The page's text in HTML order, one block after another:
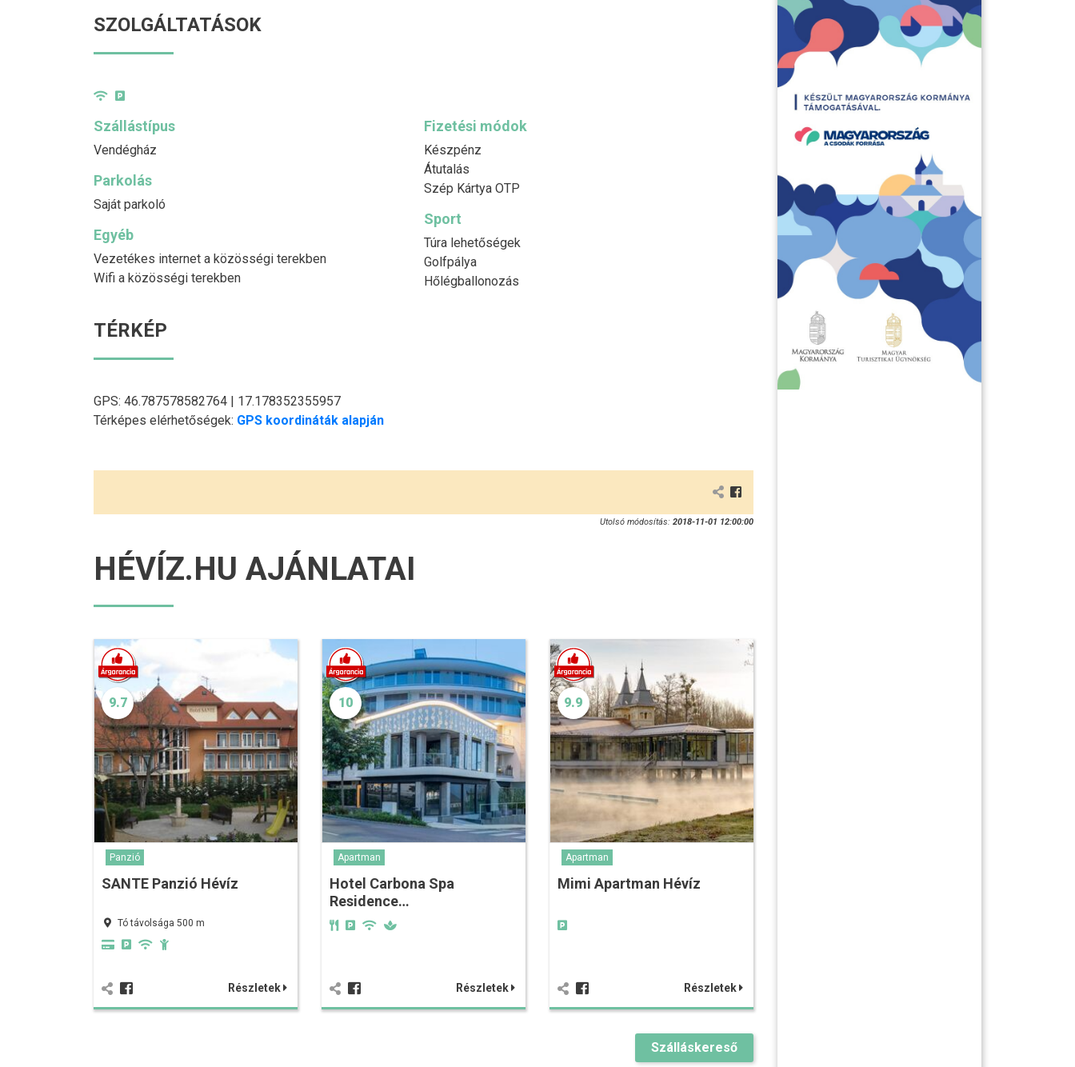
SZOLGÁLTATÁSOK
Szállástípus
Vendégház
Fizetési módok
Készpénz
Átutalás
Szép Kártya OTP
Parkolás
Saját parkoló
Sport
Túra lehetőségek
Golfpálya
Hőlégballonozás
Egyéb
Vezetékes internet a közösségi terekben
Wifi a közösségi terekben
TÉRKÉP
GPS: 46.787578582764 | 17.178352355957
Térképes elérhetőségek: GPS koordináták alapján
Utolsó módosítás: 2018-11-01 12:00:00
HÉVÍZ.HU AJÁNLATAI
9.7
Panzió
SANTE Panzió Hévíz
Tó távolsága 500 m
Részletek
10
Apartman
Hotel Carbona Spa
Residence…
Részletek
9.9
Apartman
Mimi Apartman Hévíz
Részletek
Szálláskereső